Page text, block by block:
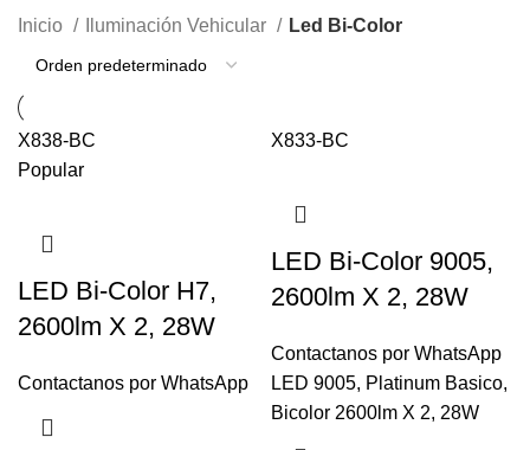
Inicio Iluminación Vehicular Led Bi-Color
X838-BC
Popular
LED Bi-Color H7,
2600lm X 2, 28W
Contactanos por WhatsApp
X833-BC
LED Bi-Color 9005,
2600lm X 2, 28W
Contactanos por WhatsApp
LED 9005, Platinum Basico,
Bicolor 2600lm X 2, 28W